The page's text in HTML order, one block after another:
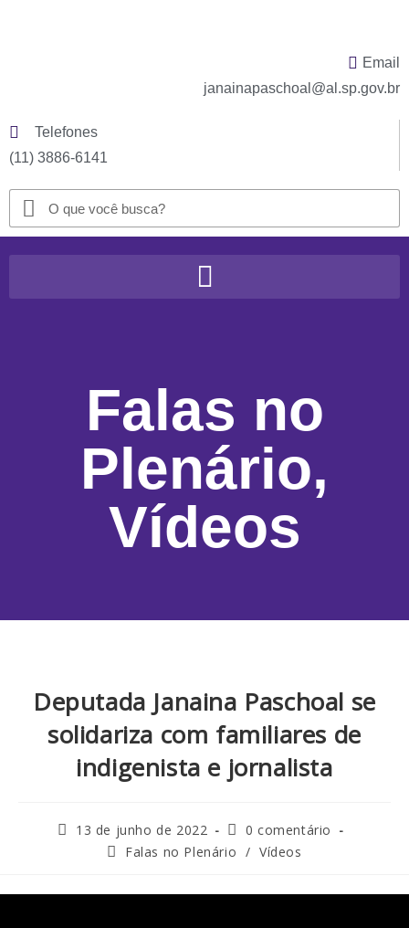
Email
janainapaschoal@al.sp.gov.br
Telefones
(11) 3886-6141
Falas no
Plenário,
Vídeos
Deputada Janaina Paschoal se
solidariza com familiares de
indigenista e jornalista
13 de junho de 2022
0 comentário
Falas no Plenário / Vídeos